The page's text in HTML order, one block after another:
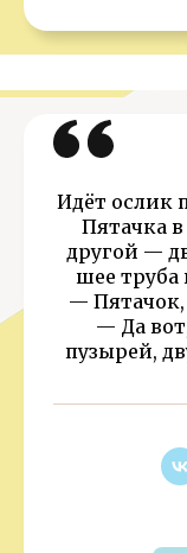
Идёт ослик
Пятачка
другой —
шее труба
— Пятачок,
— Да
пузырей,